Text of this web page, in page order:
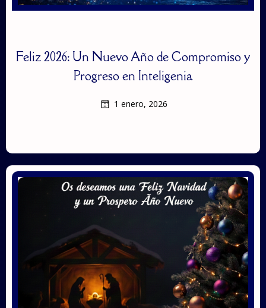
Feliz 2026: Un Nuevo Año de Compromiso y
Progreso en Inteligenia
1 enero, 2026